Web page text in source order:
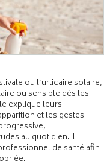
ou l’urticaire solaire,
ou sensible dès les
explique leurs
et les gestes
au quotidien. Il
de santé afin